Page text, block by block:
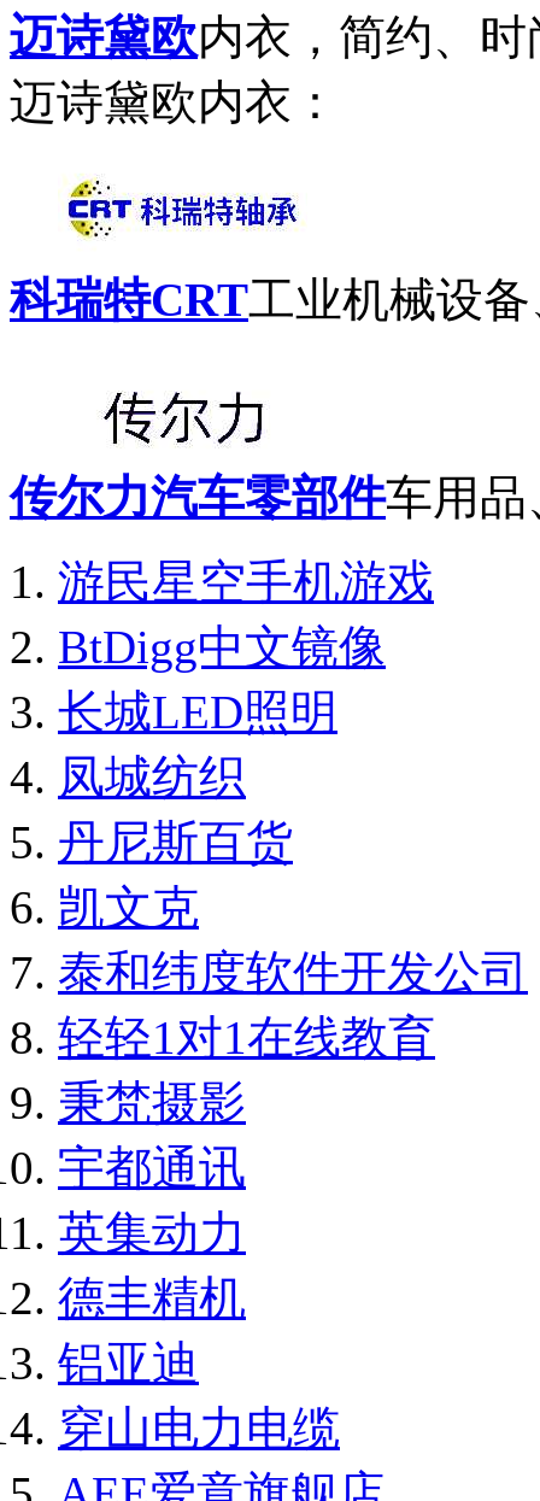
迈诗黛欧内衣，简约、时
迈诗黛欧内衣：
科瑞特CRT工业机械设
传尔力汽车零部件车用品
游民星空手机游戏
BtDigg中文镜像
长城LED照明
凤城纺织
丹尼斯百货
凯文克
泰和纬度软件开发公司
轻轻1对1在线教育
秉梵摄影
宇都通讯
英集动力
德丰精机
铝亚迪
穿山电力电缆